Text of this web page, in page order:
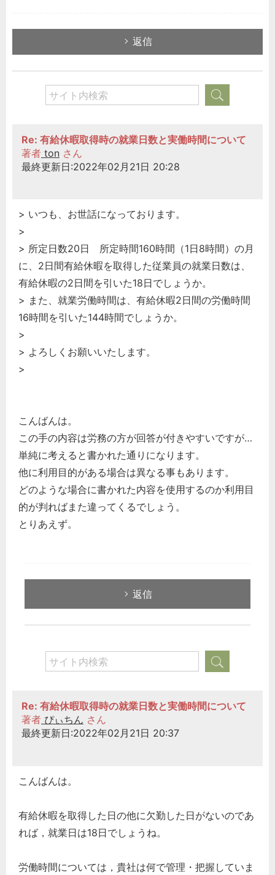
返信
Re: 有給休暇取得時の就業日数と実働時間について
著者 ton さん
最終更新日:2022年02月21日 20:28
> いつも、お世話になっております。
>
> 所定日数20日 所定時間160時間（1日8時間）の月
に、2日間有給休暇を取得した従業員の就業日数は、
有給休暇の2日間を引いた18日でしょうか。
> また、就業労働時間は、有給休暇2日間の労働時間
16時間を引いた144時間でしょうか。
>
> よろしくお願いいたします。
>
こんばんは。
この手の内容は労務の方が回答が付きやすいですが…
単純に考えると書かれた通りになります。
他に利用目的がある場合は異なる事もあります。
どのような場合に書かれた内容を使用するのか利用目
的が判ればまた違ってくるでしょう。
とりあえず。
返信
Re: 有給休暇取得時の就業日数と実働時間について
著者 ぴぃちん さん
最終更新日:2022年02月21日 20:37
こんばんは。
有給休暇を取得した日の他に欠勤した日がないのであ
れば，就業日は18日でしょうね。
労働時間については，貴社は何で管理・把握していま